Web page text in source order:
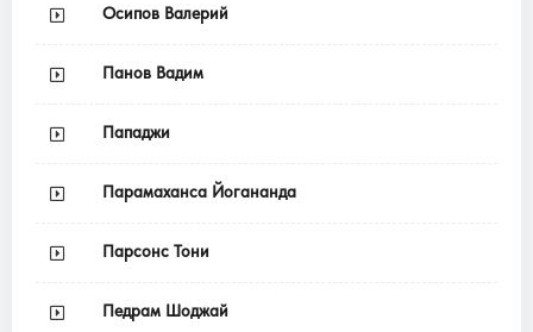
Осипов Валерий
Панов Вадим
Пападжи
Парамаханса Йогананда
Парсонс Тони
Педрам Шоджай